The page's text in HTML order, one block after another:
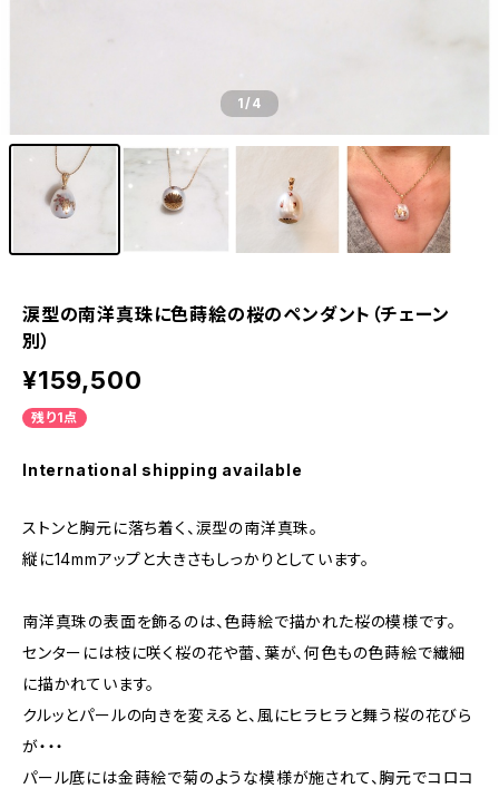
1/4
涙型の南洋真珠に色蒔絵の桜のペンダント（チェーン
別）
¥159,500
残り1点
International shipping available
ストンと胸元に落ち着く、涙型の南洋真珠。
縦に14mmアップと大きさもしっかりとしています。
南洋真珠の表面を飾るのは、色蒔絵で描かれた桜の模様です。
センターには枝に咲く桜の花や蕾、葉が、何色もの色蒔絵で繊細
に描かれています。
クルッとパールの向きを変えると、風にヒラヒラと舞う桜の花びら
が・・・
パール底には金蒔絵で菊のような模様が施されて、胸元でコロコ